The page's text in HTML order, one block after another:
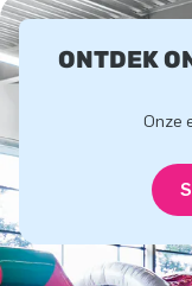
ONTDEK
Onze